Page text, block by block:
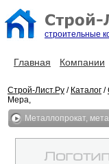
строительные
Главная Компании
Строй-Лист.Ру / Каталог /
Мера,
Металлопрокат,